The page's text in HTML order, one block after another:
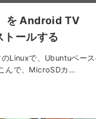
を Android TV
ールする
Linuxで、Ubuntuベー
んで、MicroSDカ…